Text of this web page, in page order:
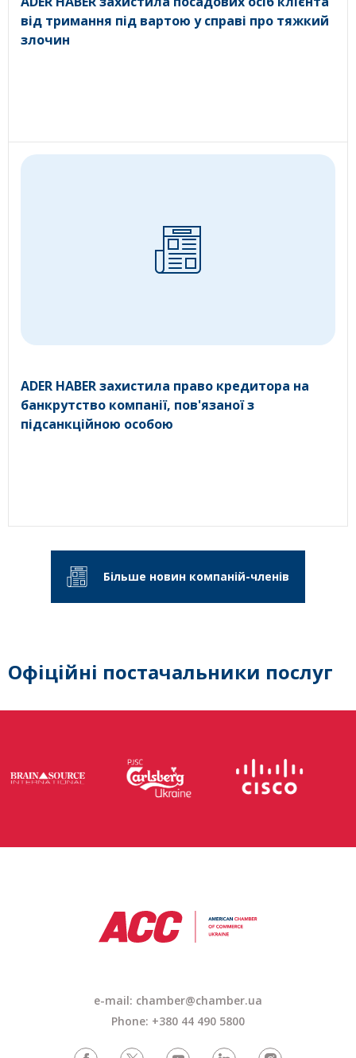
від тримання під вартою у справі про тяжкий
злочин
ADER HABER захистила право кредитора на
банкрутство компанії, пов'язаної з
підсанкційною особою
Більше новин компаній-членів
Офіційні постачальники послуг
e-mail: chamber@chamber.ua
Phone: +380 44 490 5800